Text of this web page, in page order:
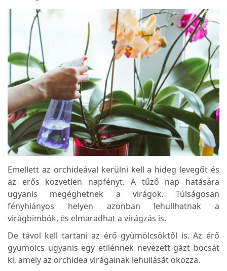
Emellett az orchideával kerülni kell a hideg levegőt és
az erős közvetlen napfényt. A tűző nap hatására
ugyanis megéghetnek a virágok. Túlságosan
fényhiányos helyen azonban lehullhatnak a
virágbimbók, és elmaradhat a virágzás is.
De távol kell tartani az érő gyümölcsöktől is. Az érő
gyümölcs ugyanis egy etilénnek nevezett gázt bocsát
ki, amely az orchidea virágainak lehullását okozza.